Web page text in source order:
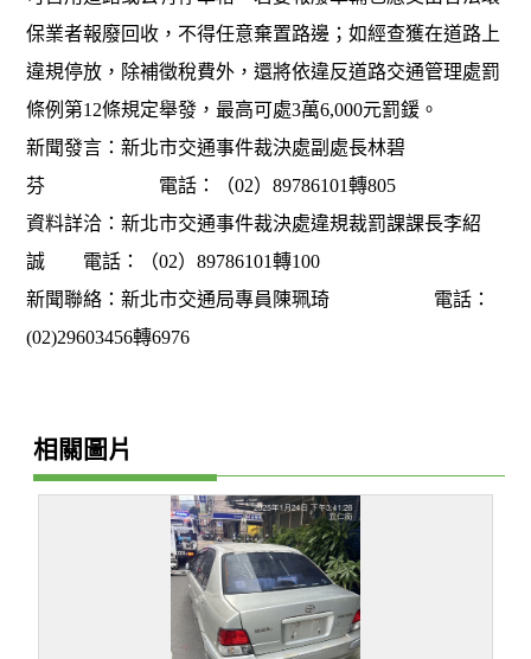
保業者報廢回收，不得任意棄置路邊；如經查獲在道路上
違規停放，除補徵稅費外，還將依違反道路交通管理處罰
條例第12條規定舉發，最高可處3萬6,000元罰鍰。
新聞發言：新北市交通事件裁決處副處長林碧
芬 電話：（02）89786101轉805
資料詳洽：新北市交通事件裁決處違規裁罰課課長李紹
誠 電話：（02）89786101轉100
新聞聯絡：新北市交通局專員陳珮琦 電話：
(02)29603456轉6976
相關圖片